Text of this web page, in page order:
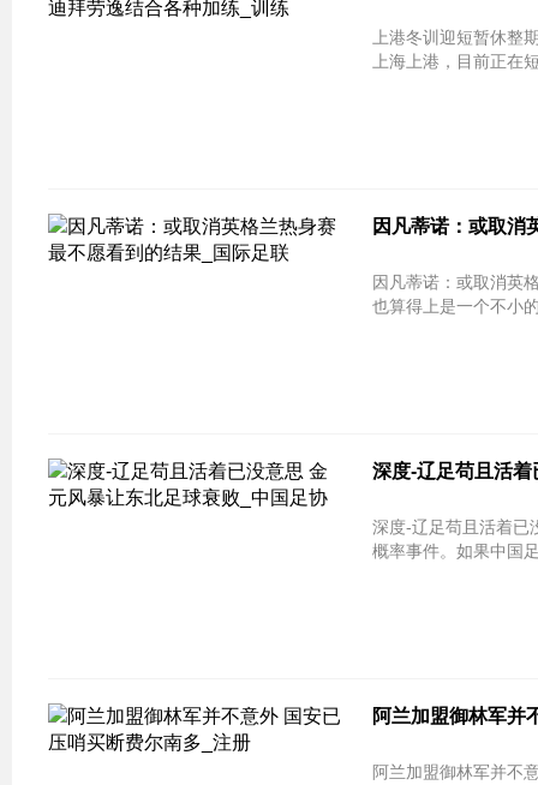
上港冬训迎短暂休整
上海上港，目前正在
因凡蒂诺：或取消
因凡蒂诺：或取消英格兰热身赛
也算得上是一个不小
深度-辽足苟且活
深度-辽足苟且活着已
概率事件。如果中国
阿兰加盟御林军并
阿兰加盟御林军并不